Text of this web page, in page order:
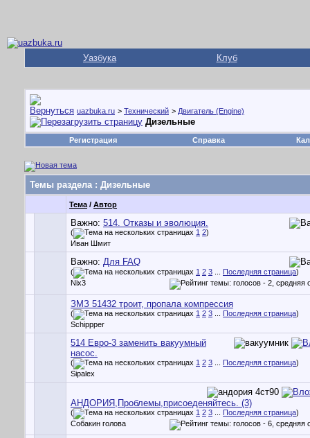
Уазбука Клуб
uazbuka.ru > Технический > Двигатель (Engine)
Дизельные
Регистрация Справка
Темы раздела: Дизельные
Тема / Автор
Важно: 514. Отказы и эволюция.
( 1 2)
Иван Шмит
Важно: Для FAQ
( 1 2 3 Последняя страница)
Nix3
ЗМЗ 51432 троит, пропала компрессия
( 1 2 3 Последняя страница)
Schippper
514 Евро-3 заменить вакуумный
насос.
( 1 2 3 Последняя страница)
Sipalex
АНДОРИЯ,Проблемы,присоеденяйтесь. (3)
( 1 2 3 Последняя страница)
Собакин голова